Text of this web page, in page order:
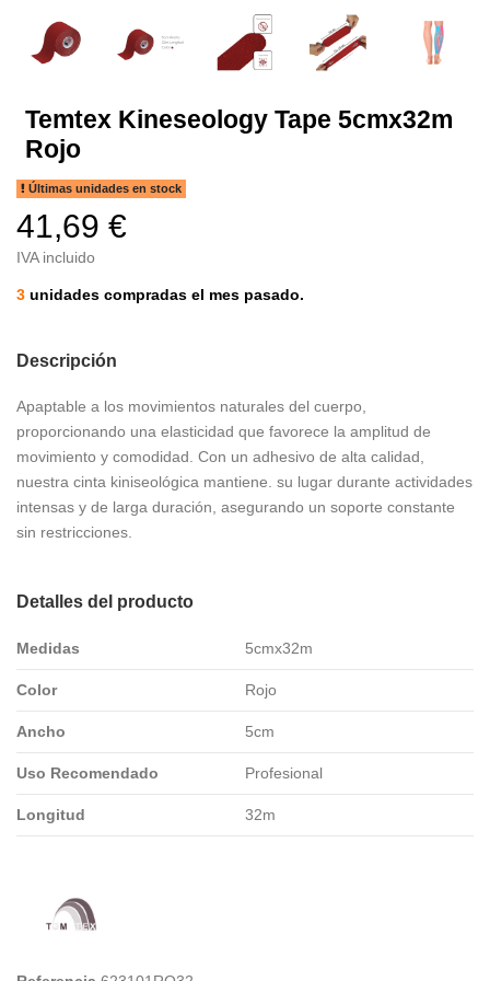
Temtex Kineseology Tape 5cmx32m
Rojo
Últimas unidades en stock
41,69 €
IVA incluido
3 unidades compradas el mes pasado.
Descripción
Apaptable a los movimientos naturales del cuerpo,
proporcionando una elasticidad que favorece la amplitud de
movimiento y comodidad. Con un adhesivo de alta calidad,
nuestra cinta kiniseológica mantiene. su lugar durante actividades
intensas y de larga duración, asegurando un soporte constante
sin restricciones.
Detalles del producto
Medidas 5cmx32m
Color Rojo
Ancho 5cm
Uso Recomendado Profesional
Longitud 32m